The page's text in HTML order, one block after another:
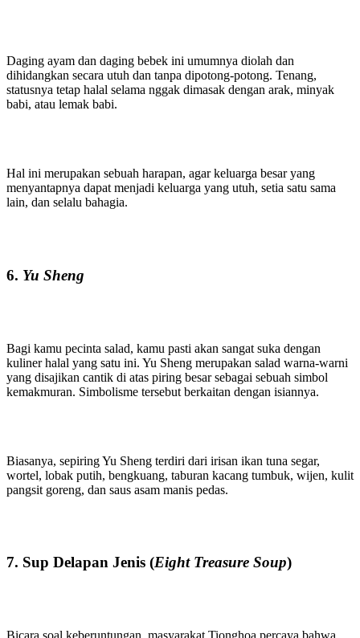
Daging ayam dan daging bebek ini umumnya diolah dan
dihidangkan secara utuh dan tanpa dipotong-potong. Tenang,
statusnya tetap halal selama nggak dimasak dengan arak, minyak
babi, atau lemak babi.
Hal ini merupakan sebuah harapan, agar keluarga besar yang
menyantapnya dapat menjadi keluarga yang utuh, setia satu sama
lain, dan selalu bahagia.
6. Yu Sheng
Bagi kamu pecinta salad, kamu pasti akan sangat suka dengan
kuliner halal yang satu ini. Yu Sheng merupakan salad warna-warni
yang disajikan cantik di atas piring besar sebagai sebuah simbol
kemakmuran. Simbolisme tersebut berkaitan dengan isiannya.
Biasanya, sepiring Yu Sheng terdiri dari irisan ikan tuna segar,
wortel, lobak putih, bengkuang, taburan kacang tumbuk, wijen, kulit
pangsit goreng, dan saus asam manis pedas.
7. Sup Delapan Jenis (Eight Treasure Soup)
Bicara soal keberuntungan, masyarakat Tionghoa percaya bahwa